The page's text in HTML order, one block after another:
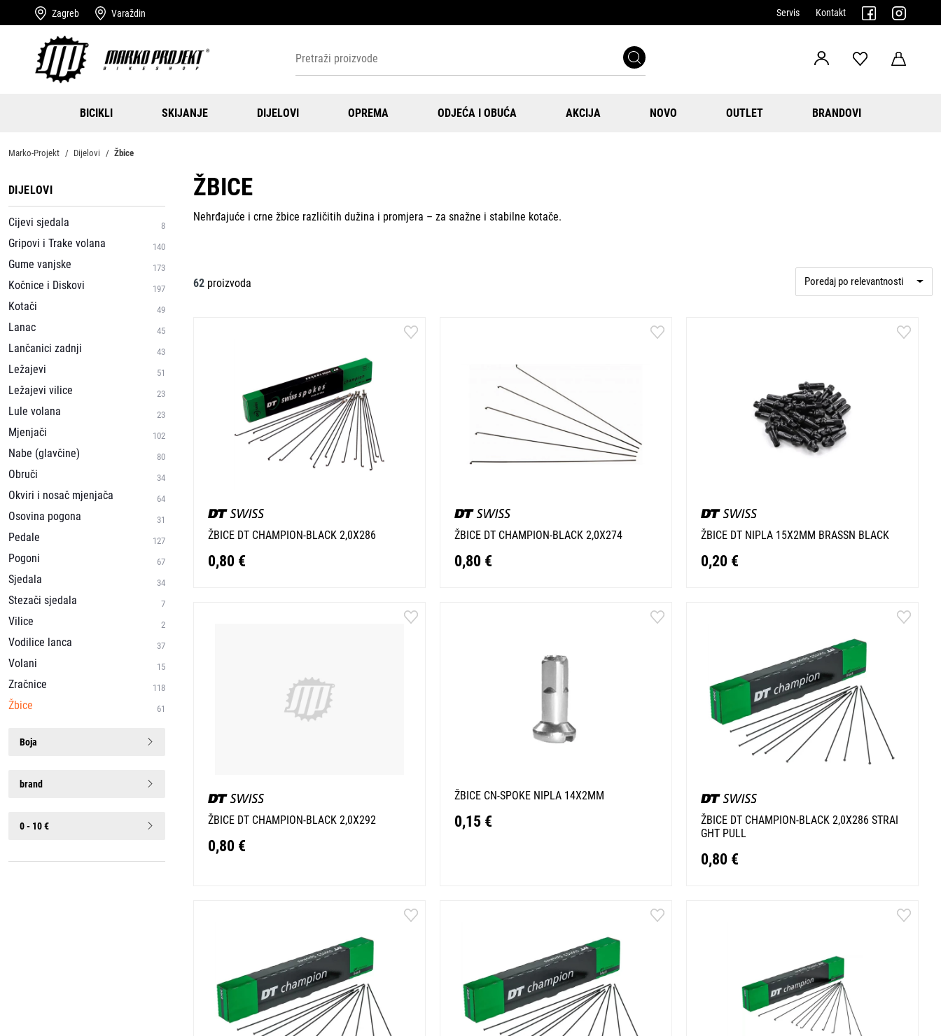
Zagreb Varaždin Servis Kontakt
BICIKLI SKIJANJE DIJELOVI OPREMA ODJEĆA I OBUĆA AKCIJA NOVO OUTLET BRANDOVI
Marko-Projekt Dijelovi Žbice
DIJELOVI
Cijevi sjedala 8
Gripovi i Trake volana 140
Gume vanjske 173
Kočnice i Diskovi 197
Kotači 49
Lanac 45
Lančanici zadnji 43
Ležajevi 51
Ležajevi vilice 23
Lule volana 23
Mjenjači 102
Nabe (glavčine) 80
Obruči 34
Okviri i nosač mjenjača 64
Osovina pogona 31
Pedale 127
Pogoni 67
Sjedala 34
Stezači sjedala 7
Vilice 2
Vodilice lanca 37
Volani 15
Zračnice 118
Žbice 61
Boja
brand
0 - 10 €
ŽBICE
Nehrđajuće i crne žbice različitih dužina i promjera – za snažne i stabilne kotače.
62 proizvoda Poredaj po relevantnosti
ŽBICE DT CHAMPION-BLACK 2,0X286
0,80 €
ŽBICE DT CHAMPION-BLACK 2,0X274
0,80 €
ŽBICE DT NIPLA 15X2MM BRASSN BLACK
0,20 €
ŽBICE DT CHAMPION-BLACK 2,0X292
0,80 €
ŽBICE CN-SPOKE NIPLA 14X2MM
0,15 €
ŽBICE DT CHAMPION-BLACK 2,0X286 STRAI
GHT PULL
0,80 €